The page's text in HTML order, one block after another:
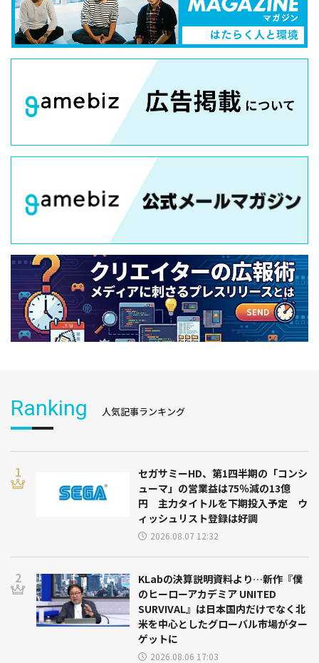
Ranking 人気記事ランキング
セガサミーHD、第1四半期の「コンシ
ューマ」の営業益は75％減の13億
円 主力タイトルを下期投入予定 ウ
ィッシュリスト登録は好調
2026.08.07 12:32
KLabの決算説明資料より…新作『僕
のヒーローアカデミア UNITED
SURVIVAL』は日本国内だけでなく北
米を中心としたグローバル市場がター
ゲットに
2026.08.06 17:03